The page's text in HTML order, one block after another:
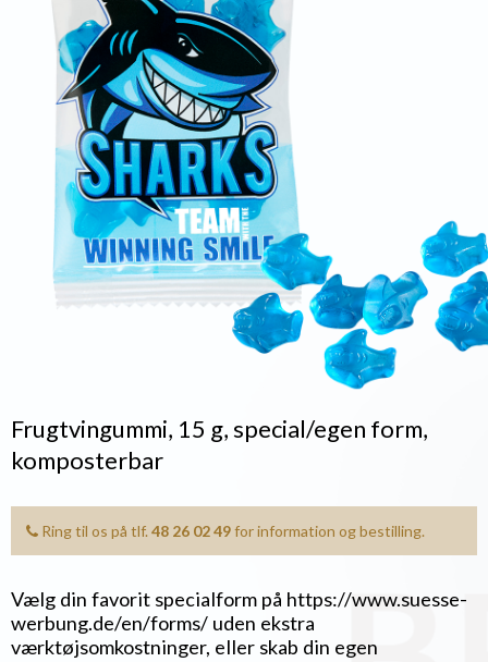
Frugtvingummi, 15 g, special/egen form,
komposterbar
Ring til os på tlf. 48 26 02 49for information og bestilling.
Vælg din favorit specialform på https://www.suesse-
werbung.de/en/forms/ uden ekstra
værktøjsomkostninger, eller skab din egen